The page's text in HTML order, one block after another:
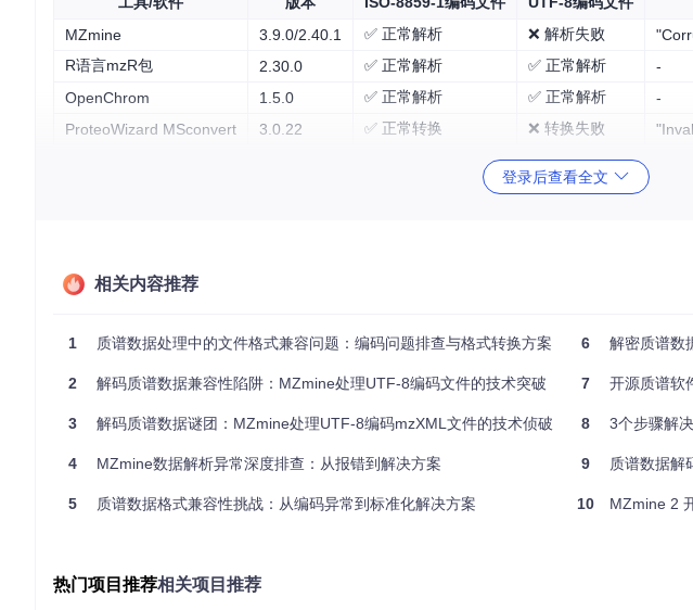
MZmine
3.9.0/2.40.1 ✅ 正常解析 ❌ 解析失败
R语言mzR包
2.30.0 ✅ 正常解析 ✅ 正常解析
-
OpenChrom
1.5.0 ✅ 正常解析 ✅ 正常解析
-
ProteoWizard MSconvert
3.0.22 ✅ 正常转换 ❌ 转换失败
结果显示UTF-8编码文件存在不规范的XML标签闭合问题，而ISO-8859-1文件则完全符合XML规
根因定位：编码与格式的双重陷阱
mzXML格式规范背景
mzXML是由HUPO PSI（蛋白质组学标准倡议）制定的开放质谱数据格式，基于XML语法。根
支持ISO-8859-1和UTF-8两种编码
峰值数据区需符合特定的二进制格式定义
编码声明冲突：文件头部声明为UTF-8，但实际包含ISO-8859-1编码的特殊字符
登录后查看全文
相关内容推荐
1 质谱数据处理中的文件格式兼容问题：编码问题排查与格式转换方案
2 解码质谱数据兼容性陷阱：MZmine处理UTF-8编码文件的技术突破
3 解码质谱数据谜团：MZmine处理UTF-8编码mzXML文件的技术侦破
4 MZmine数据解析异常深度排查：从报错到解决方案
5 质谱数据格式兼容性挑战：从编码异常到标准化解决方案
6 解密质谱数
7 开源质谱软件
8 3个步骤解
9 质谱数据解
10 MZmine 2
热门项目推荐相关项目推荐